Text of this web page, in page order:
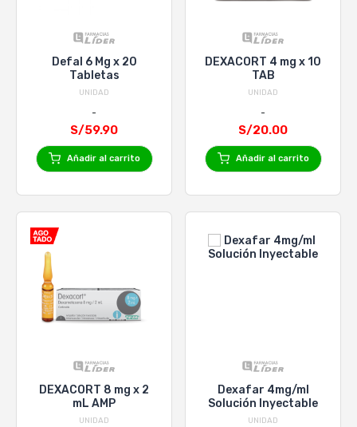
Defal 6 Mg x 20
Tabletas
UNIDAD
S/59.90
Añadir al carrito
DEXACORT 4 mg x 10
TAB
UNIDAD
S/20.00
Añadir al carrito
DEXACORT 8 mg x 2
mL AMP
UNIDAD
Dexafar 4mg/ml
Solución Inyectable
UNIDAD